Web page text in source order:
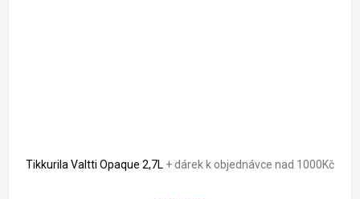
Tikkurila Valtti Opaque 2,7L + dárek k objednávce nad 1000Kč